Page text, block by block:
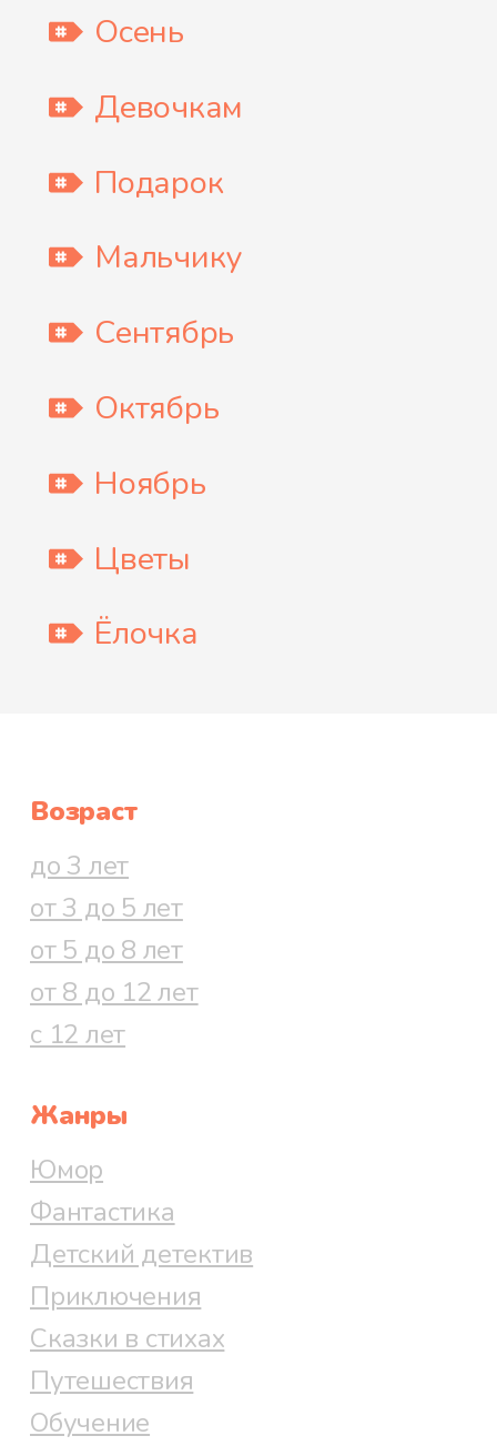
Осень
Девочкам
Подарок
Мальчику
Сентябрь
Октябрь
Ноябрь
Цветы
Ёлочка
Возраст
до 3 лет
от 3 до 5 лет
от 5 до 8 лет
от 8 до 12 лет
с 12 лет
Жанры
Юмор
Фантастика
Детский детектив
Приключения
Сказки в стихах
Путешествия
Обучение